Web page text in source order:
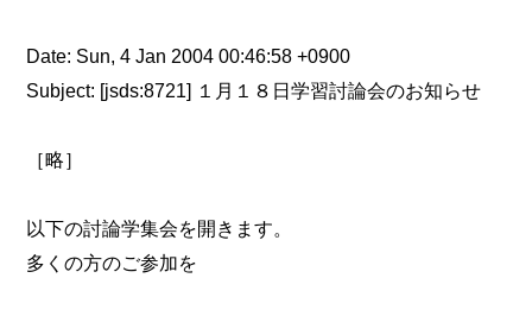
Date: Sun, 4 Jan 2004 00:46:58 +0900
Subject: [jsds:8721] １月１８日学習討論会のお知らせ
［略］
以下の討論学集会を開きます。
多くの方のご参加を